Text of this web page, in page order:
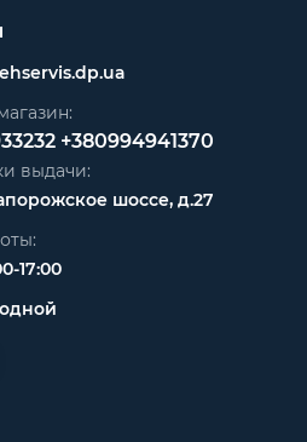
+380994941370
выдачи:
шоссе, д.27
17:00